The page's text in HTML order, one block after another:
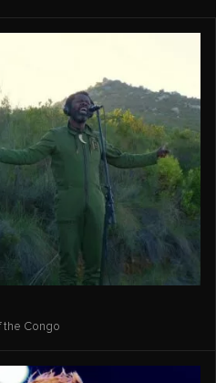
the Congo